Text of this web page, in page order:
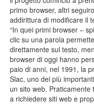
primo browser, altri
addirittura di modificare il
“In quei primi browser –
clic su una parola
direttamente sul testo,
browser di oggi hanno
paio di anni, nel 1991, la
Slac, uno dei più
un sito web.
a richiedere siti web e